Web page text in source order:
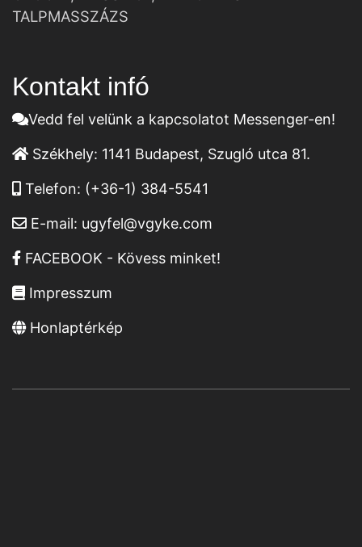
TALPMASSZÁZS
Kontakt infó
Vedd fel velünk a kapcsolatot Messenger-en!
Székhely: 1141 Budapest, Szugló utca 81.
Telefon: (+36-1) 384-5541
E-mail: ugyfel@vgyke.com
FACEBOOK - Kövess minket!
Impresszum
Honlaptérkép